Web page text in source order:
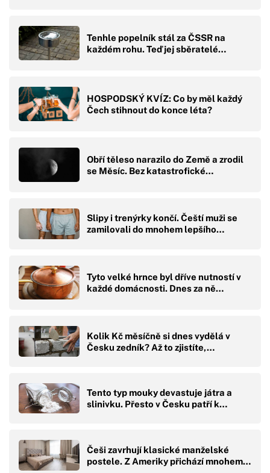
Tenhle popelník stál za ČSSR na
každém rohu. Teď jej sběratelé…
HOSPODSKÝ KVÍZ: Co by měl každý
Čech stihnout do konce léta?
Obří těleso narazilo do Země a zrodil
se Měsíc. Bez katastrofické…
Slipy i trenýrky končí. Čeští muži se
zamilovali do mnohem lepšího…
Tyto velké hrnce byl dříve nutností v
každé domácnosti. Dnes za ně…
Kolik Kč měsíčně si dnes vydělá v
Česku zedník? Až to zjistíte,…
Tento typ mouky devastuje játra a
slinivku. Přesto v Česku patří k…
Češi zavrhují klasické manželské
postele. Z Ameriky přichází mnohem…